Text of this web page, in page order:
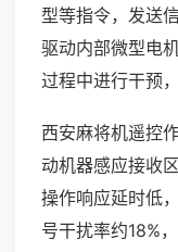
型等指令，发送
驱动内部微型电
过程中进行干预
西安麻将机遥控
动机器感应接收
操作响应延时低
号干扰率约18%